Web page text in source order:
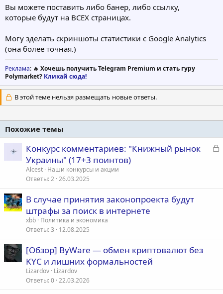
Вы можете поставить либо банер, либо ссылку,
которые будут на ВСЕХ страницах.
Могу зделать скриншоты статистики с Google Analytics
(она более точная.)
Реклама: 🔥 Хочешь получить Telegram Premium и стать гуру
Polymarket? Кликай сюда!
В этой теме нельзя размещать новые ответы.
Похожие темы
З
Конкурс комментариев: "Книжный рынок
Украины" (17+3 поинтов)
Alcest Наши конкурсы и акции
Ответы 2 26.03.2025
В случае принятия законопроекта будут
штрафы за поиск в интернете
xbb Политика и экономика
Ответы 3 12.08.2025
[Обзор] ByWare — обмен криптовалют без
KYC и лишних формальностей
Lizardov Lizardov
Ответы 0 22.03.2026